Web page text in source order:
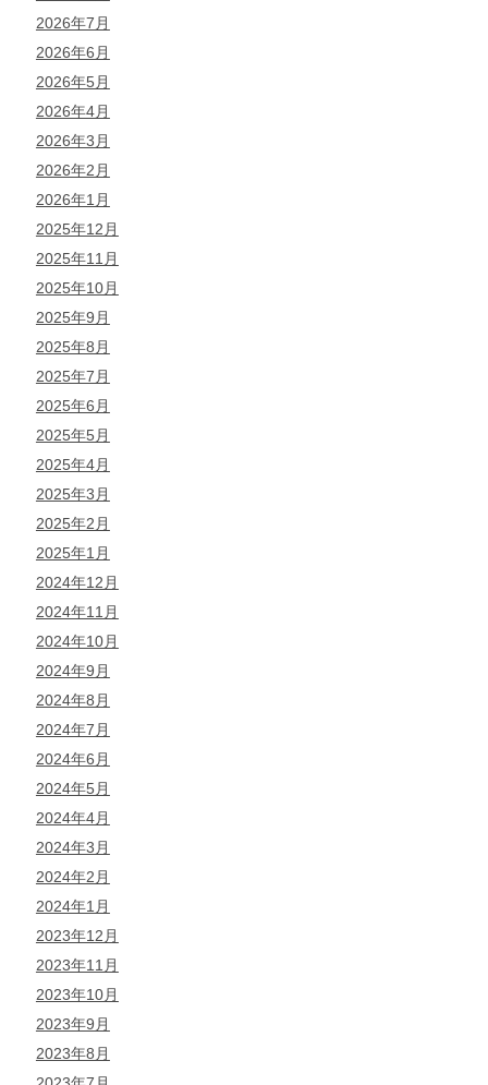
2026年7月
2026年6月
2026年5月
2026年4月
2026年3月
2026年2月
2026年1月
2025年12月
2025年11月
2025年10月
2025年9月
2025年8月
2025年7月
2025年6月
2025年5月
2025年4月
2025年3月
2025年2月
2025年1月
2024年12月
2024年11月
2024年10月
2024年9月
2024年8月
2024年7月
2024年6月
2024年5月
2024年4月
2024年3月
2024年2月
2024年1月
2023年12月
2023年11月
2023年10月
2023年9月
2023年8月